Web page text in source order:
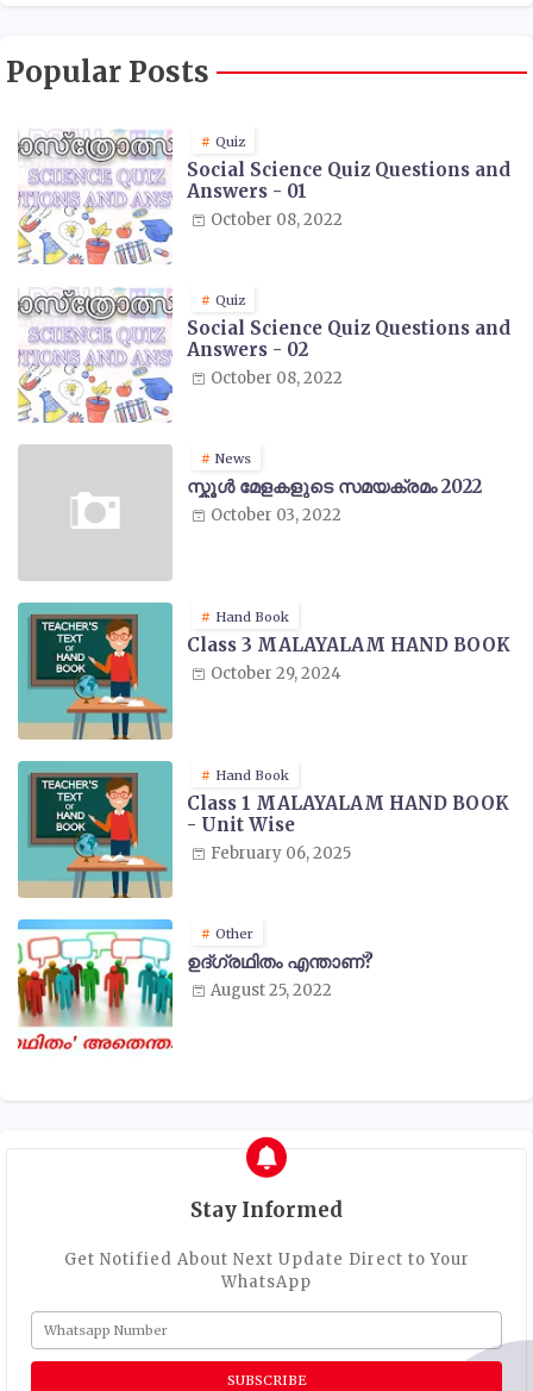
Popular Posts
Quiz
Social Science Quiz Questions and
Answers - 01
October 08, 2022
Quiz
Social Science Quiz Questions and
Answers - 02
October 08, 2022
News
സ്കൂൾ മേളകളുടെ സമയക്രമം 2022
October 03, 2022
Hand Book
Class 3 MALAYALAM HAND BOOK
October 29, 2024
Hand Book
Class 1 MALAYALAM HAND BOOK
- Unit Wise
February 06, 2025
Other
ഉദ്ഗ്രഥിതം എന്താണ്?
August 25, 2022
Stay Informed
Get Notified About Next Update Direct to Your
WhatsApp